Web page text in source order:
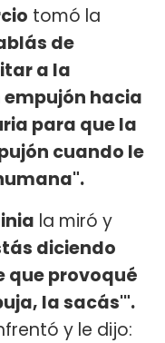
tomó la
de
a la
hacia
para que la
cuando le
la miró y
diciendo
que provoqué
la sacás'".
y le dijo: